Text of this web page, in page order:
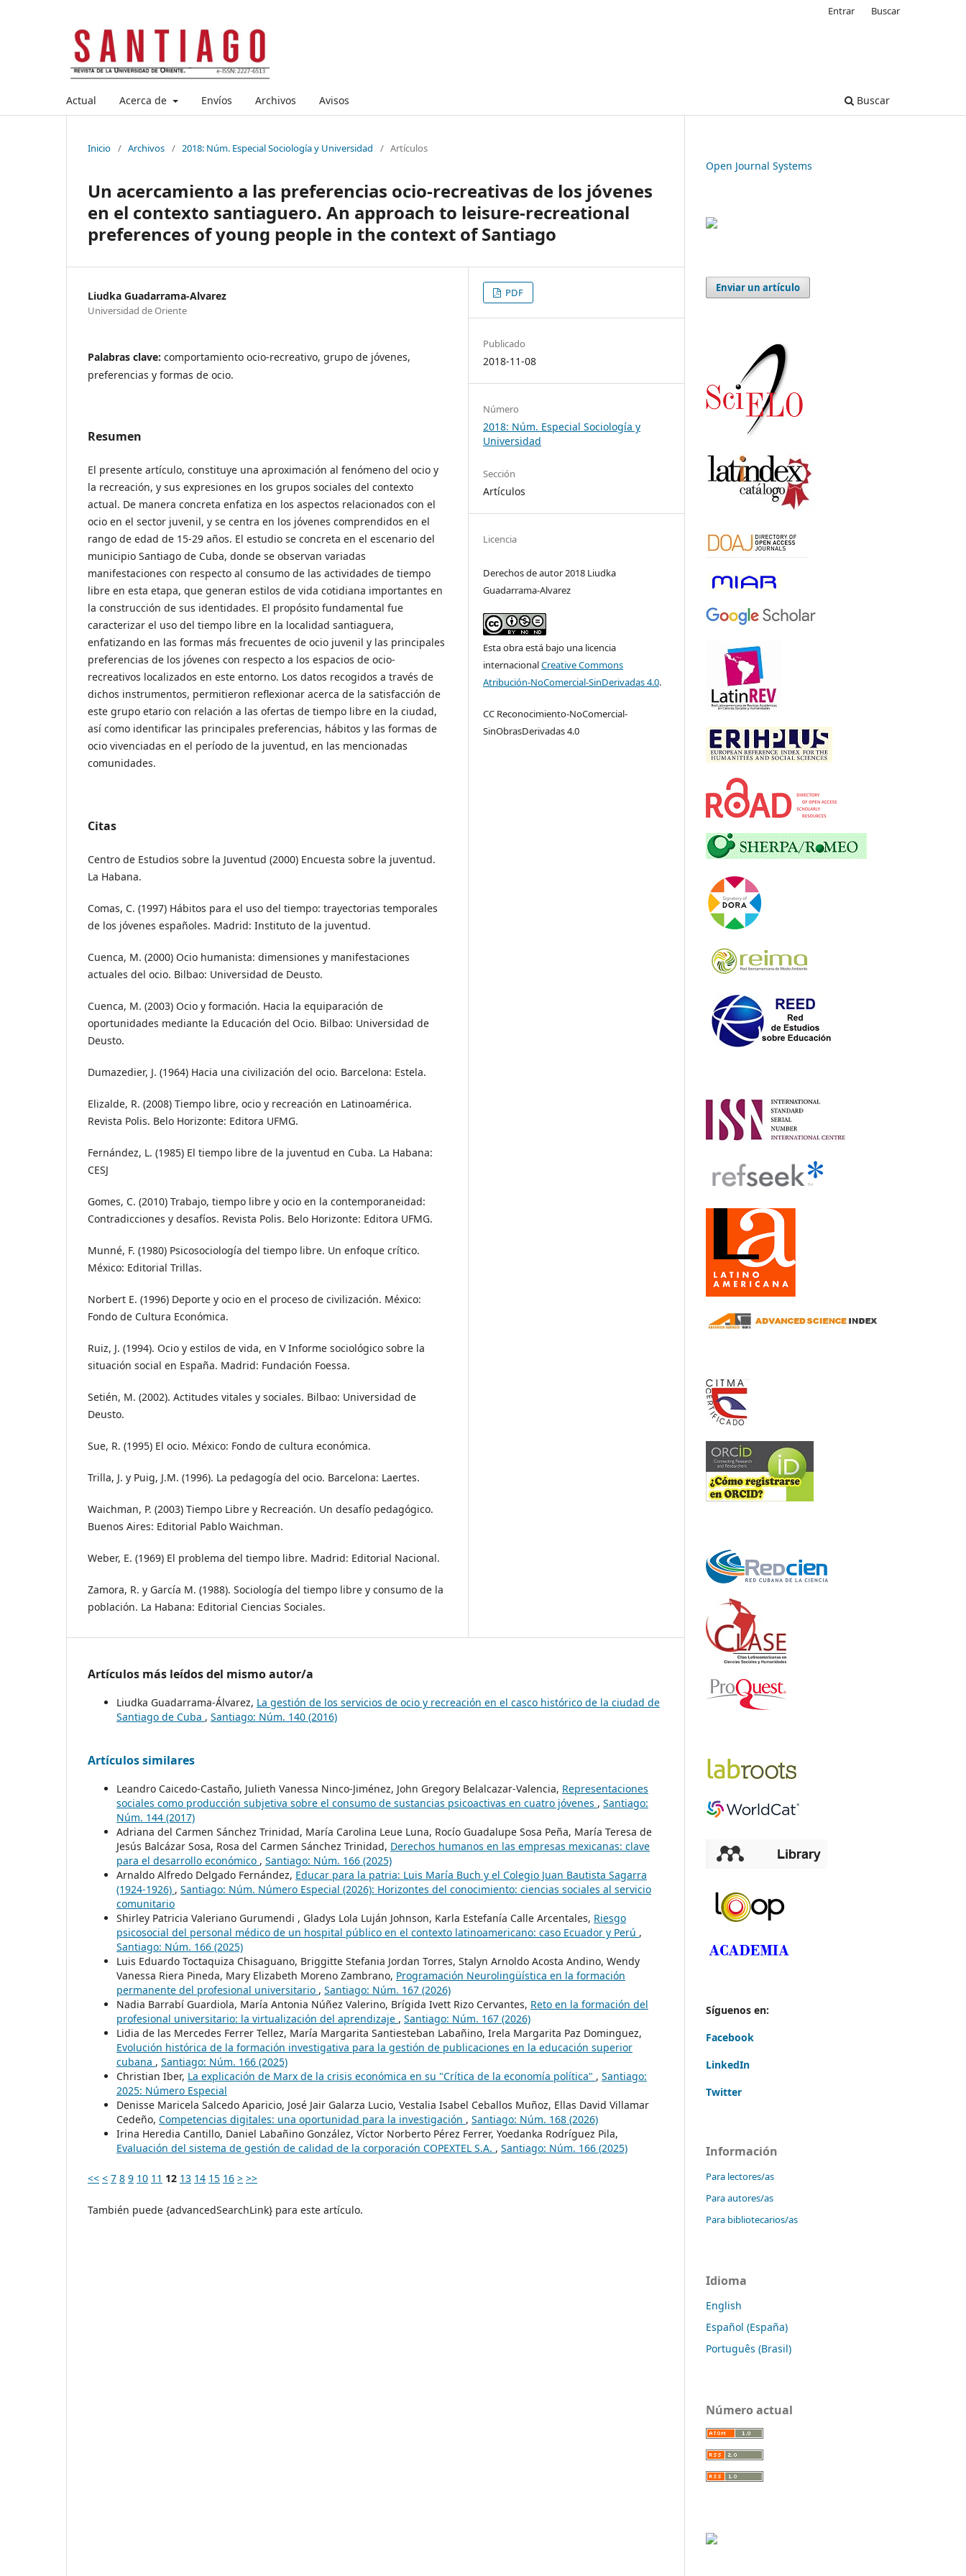
Actual Acerca de Envíos Archivos Avisos Buscar
Entrar Buscar
Inicio / Archivos / 2018: Núm. Especial Sociología y Universidad / Artículos
Un acercamiento a las preferencias ocio-recreativas de los jóvenes
en el contexto santiaguero. An approach to leisure-recreational
preferences of young people in the context of Santiago
Liudka Guadarrama-Alvarez
Universidad de Oriente
Palabras clave: comportamiento ocio-recreativo, grupo de jóvenes,
preferencias y formas de ocio.
Resumen
El presente artículo, constituye una aproximación al fenómeno del ocio y
la recreación, y sus expresiones en los grupos sociales del contexto
actual. De manera concreta enfatiza en los aspectos relacionados con el
ocio en el sector juvenil, y se centra en los jóvenes comprendidos en el
rango de edad de 15-29 años. El estudio se concreta en el escenario del
municipio Santiago de Cuba, donde se observan variadas
manifestaciones con respecto al consumo de las actividades de tiempo
libre en esta etapa, que generan estilos de vida cotidiana importantes en
la construcción de sus identidades. El propósito fundamental fue
caracterizar el uso del tiempo libre en la localidad santiaguera,
enfatizando en las formas más frecuentes de ocio juvenil y las principales
preferencias de los jóvenes con respecto a los espacios de ocio-
recreativos localizados en este entorno. Los datos recogidos a través de
dichos instrumentos, permitieron reflexionar acerca de la satisfacción de
este grupo etario con relación a las ofertas de tiempo libre en la ciudad,
así como identificar las principales preferencias, hábitos y las formas de
ocio vivenciadas en el período de la juventud, en las mencionadas
comunidades.
Citas
Centro de Estudios sobre la Juventud (2000) Encuesta sobre la juventud.
La Habana.
Comas, C. (1997) Hábitos para el uso del tiempo: trayectorias temporales
de los jóvenes españoles. Madrid: Instituto de la juventud.
Cuenca, M. (2000) Ocio humanista: dimensiones y manifestaciones
actuales del ocio. Bilbao: Universidad de Deusto.
Cuenca, M. (2003) Ocio y formación. Hacia la equiparación de
oportunidades mediante la Educación del Ocio. Bilbao: Universidad de
Deusto.
Dumazedier, J. (1964) Hacia una civilización del ocio. Barcelona: Estela.
Elizalde, R. (2008) Tiempo libre, ocio y recreación en Latinoamérica.
Revista Polis. Belo Horizonte: Editora UFMG.
Fernández, L. (1985) El tiempo libre de la juventud en Cuba. La Habana:
CESJ
Gomes, C. (2010) Trabajo, tiempo libre y ocio en la contemporaneidad:
Contradicciones y desafíos. Revista Polis. Belo Horizonte: Editora UFMG.
Munné, F. (1980) Psicosociología del tiempo libre. Un enfoque crítico.
México: Editorial Trillas.
Norbert E. (1996) Deporte y ocio en el proceso de civilización. México:
Fondo de Cultura Económica.
Ruiz, J. (1994). Ocio y estilos de vida, en V Informe sociológico sobre la
situación social en España. Madrid: Fundación Foessa.
Setién, M. (2002). Actitudes vitales y sociales. Bilbao: Universidad de
Deusto.
Sue, R. (1995) El ocio. México: Fondo de cultura económica.
Trilla, J. y Puig, J.M. (1996). La pedagogía del ocio. Barcelona: Laertes.
Waichman, P. (2003) Tiempo Libre y Recreación. Un desafío pedagógico.
Buenos Aires: Editorial Pablo Waichman.
Weber, E. (1969) El problema del tiempo libre. Madrid: Editorial Nacional.
Zamora, R. y García M. (1988). Sociología del tiempo libre y consumo de la
población. La Habana: Editorial Ciencias Sociales.
PDF
Publicado
2018-11-08
Número
2018: Núm. Especial Sociología y
Universidad
Sección
Artículos
Licencia
Derechos de autor 2018 Liudka
Guadarrama-Alvarez
Esta obra está bajo una licencia
internacionalCreative Commons
Atribución-NoComercial-SinDerivadas 4.0.
CC Reconocimiento-NoComercial-
SinObrasDerivadas 4.0
Artículos más leídos del mismo autor/a
Liudka Guadarrama-Álvarez, La gestión de los servicios de ocio y recreación en el casco histórico de la ciudad de
Santiago de Cuba , Santiago: Núm. 140 (2016)
Artículos similares
Leandro Caicedo-Castaño, Julieth Vanessa Ninco-Jiménez, John Gregory Belalcazar-Valencia, Representaciones
sociales como producción subjetiva sobre el consumo de sustancias psicoactivas en cuatro jóvenes , Santiago:
Núm. 144 (2017)
Adriana del Carmen Sánchez Trinidad, María Carolina Leue Luna, Rocío Guadalupe Sosa Peña, María Teresa de
Jesús Balcázar Sosa, Rosa del Carmen Sánchez Trinidad, Derechos humanos en las empresas mexicanas: clave
para el desarrollo económico , Santiago: Núm. 166 (2025)
Arnaldo Alfredo Delgado Fernández, Educar para la patria: Luis María Buch y el Colegio Juan Bautista Sagarra
(1924-1926) , Santiago: Núm. Número Especial (2026): Horizontes del conocimiento: ciencias sociales al servicio
comunitario
Shirley Patricia Valeriano Gurumendi , Gladys Lola Luján Johnson, Karla Estefanía Calle Arcentales, Riesgo
psicosocial del personal médico de un hospital público en el contexto latinoamericano: caso Ecuador y Perú ,
Santiago: Núm. 166 (2025)
Luis Eduardo Toctaquiza Chisaguano, Briggitte Stefania Jordan Torres, Stalyn Arnoldo Acosta Andino, Wendy
Vanessa Riera Pineda, Mary Elizabeth Moreno Zambrano, Programación Neurolingüística en la formación
permanente del profesional universitario , Santiago: Núm. 167 (2026)
Nadia Barrabí Guardiola, María Antonia Núñez Valerino, Brígida Ivett Rizo Cervantes, Reto en la formación del
profesional universitario: la virtualización del aprendizaje , Santiago: Núm. 167 (2026)
Lidia de las Mercedes Ferrer Tellez, María Margarita Santiesteban Labañino, Irela Margarita Paz Dominguez,
Evolución histórica de la formación investigativa para la gestión de publicaciones en la educación superior
cubana , Santiago: Núm. 166 (2025)
Christian Iber, La explicación de Marx de la crisis económica en su "Crítica de la economía política" , Santiago:
2025: Número Especial
Denisse Maricela Salcedo Aparicio, José Jair Galarza Lucio, Vestalia Isabel Ceballos Muñoz, Ellas David Villamar
Cedeño, Competencias digitales: una oportunidad para la investigación , Santiago: Núm. 168 (2026)
Irina Heredia Cantillo, Daniel Labañino González, Víctor Norberto Pérez Ferrer, Yoedanka Rodríguez Pila,
Evaluación del sistema de gestión de calidad de la corporación COPEXTEL S.A. , Santiago: Núm. 166 (2025)
<< < 7 8 9 10 11 12 13 14 15 16 > >>
También puede {advancedSearchLink} para este artículo.
Open Journal Systems
Enviar un artículo
Síguenos en:
Facebook
LinkedIn
Twitter
Información
Para lectores/as
Para autores/as
Para bibliotecarios/as
Idioma
English
Español (España)
Português (Brasil)
Número actual